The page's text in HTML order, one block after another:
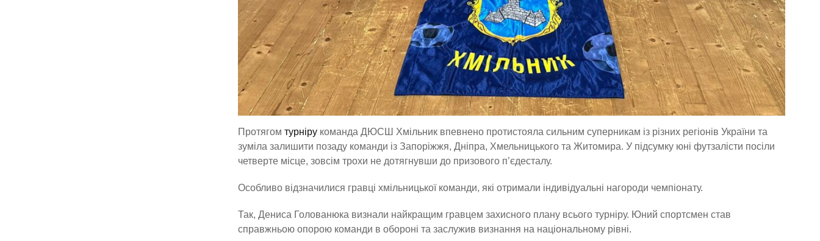
Протягом турнірукоманда ДЮСШ Хмільник впевнено протистояла сильним суперникам із різних регіонів України та
зуміла залишити позаду команди із Запоріжжя, Дніпра, Хмельницького та Житомира. У підсумку юні футзалісти посіли
четверте місце, зовсім трохи не дотягнувши до призового п’єдесталу.
Особливо відзначилися гравці хмільницької команди, які отримали індивідуальні нагороди чемпіонату.
Так, Дениса Голованюка визнали найкращим гравцем захисного плану всього турніру. Юний спортсмен став
справжньою опорою команди в обороні та заслужив визнання на національному рівні.